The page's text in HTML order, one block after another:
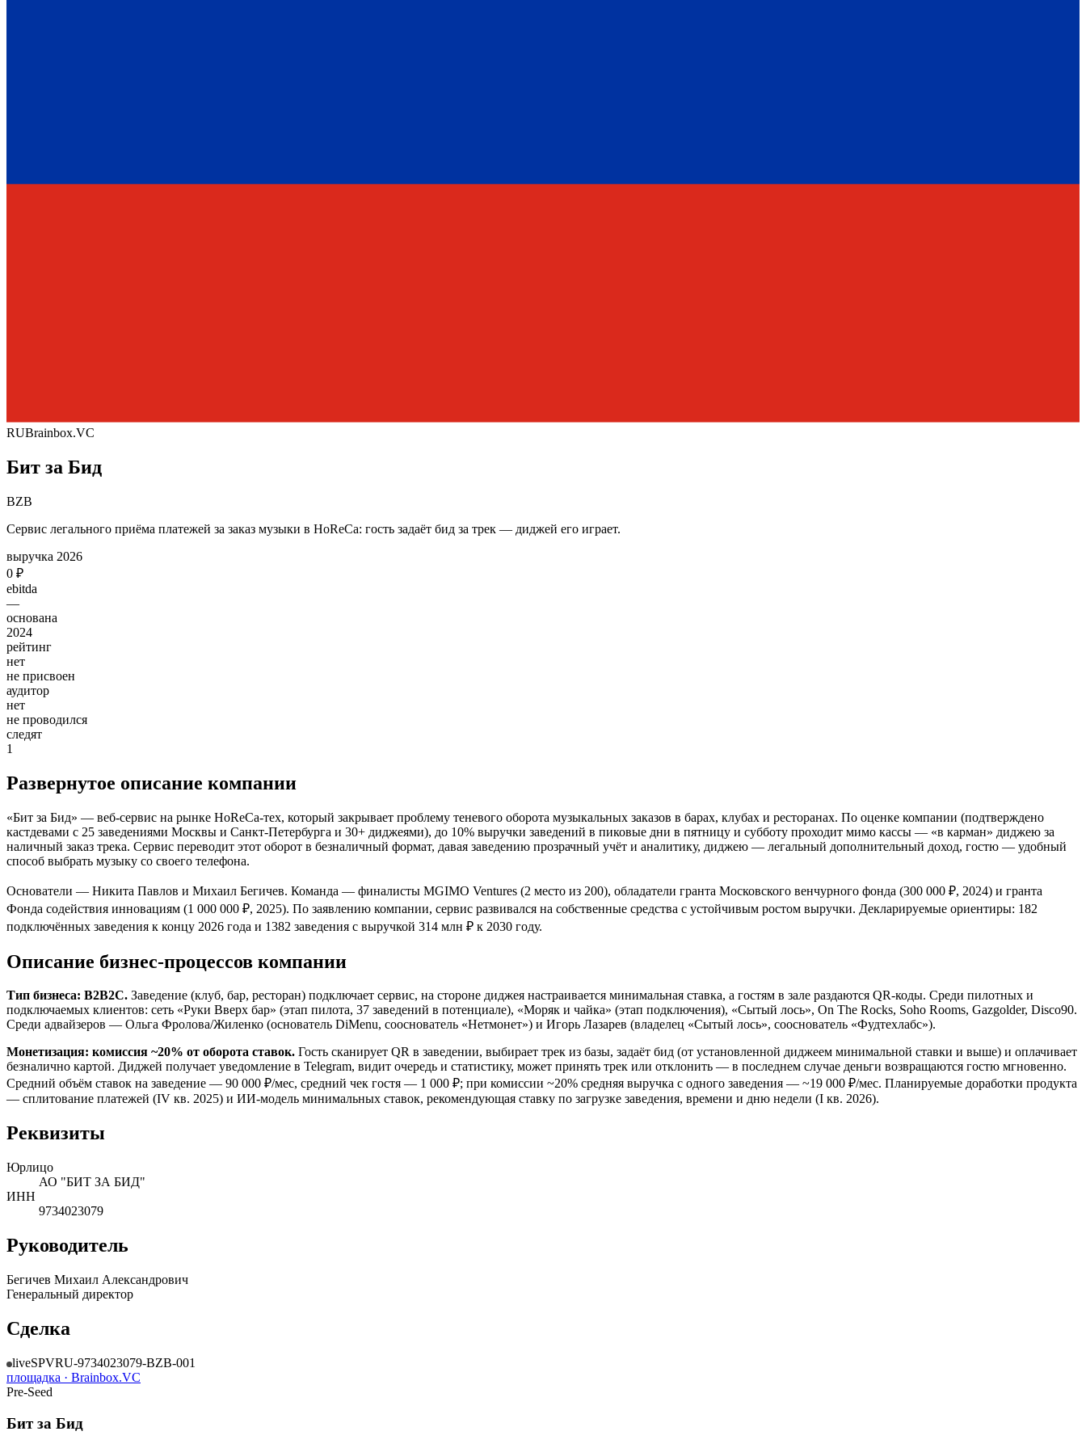
RUBrainbox.VC
Бит за Бид
BZB
Сервис легального приёма платежей за заказ музыки в HoReCa: гость задаёт бид за трек — диджей его играет.
выручка 2026
0 ₽
ebitda
—
основана
2024
рейтинг
нет
не присвоен
аудитор
нет
не проводился
следят
1
Развернутое описание компании
«Бит за Бид» — веб-сервис на рынке HoReCa-тех, который закрывает проблему теневого оборота музыкальных заказов в барах, клубах и ресторанах. По оценке компании (подтверждено
кастдевами с 25 заведениями Москвы и Санкт-Петербурга и 30+ диджеями), до 10% выручки заведений в пиковые дни в пятницу и субботу проходит мимо кассы — «в карман» диджею за
наличный заказ трека. Сервис переводит этот оборот в безналичный формат, давая заведению прозрачный учёт и аналитику, диджею — легальный дополнительный доход, гостю — удобный
способ выбрать музыку со своего телефона.
Основатели — Никита Павлов и Михаил Бегичев. Команда — финалисты MGIMO Ventures (2 место из 200), обладатели гранта Московского венчурного фонда (300 000 ₽, 2024) и гранта
Фонда содействия инновациям (1 000 000 ₽, 2025). По заявлению компании, сервис развивался на собственные средства с устойчивым ростом выручки. Декларируемые ориентиры: 182
подключённых заведения к концу 2026 года и 1382 заведения с выручкой 314 млн ₽ к 2030 году.
Описание бизнес-процессов компании
Тип бизнеса: B2B2C. Заведение (клуб, бар, ресторан) подключает сервис, на стороне диджея настраивается минимальная ставка, а гостям в зале раздаются QR-коды. Среди пилотных и
подключаемых клиентов: сеть «Руки Вверх бар» (этап пилота, 37 заведений в потенциале), «Моряк и чайка» (этап подключения), «Сытый лось», On The Rocks, Soho Rooms, Gazgolder, Disco90.
Среди адвайзеров — Ольга Фролова/Жиленко (основатель DiMenu, сооснователь «Нетмонет») и Игорь Лазарев (владелец «Сытый лось», сооснователь «Фудтехлабс»).
Монетизация: комиссия ~20% от оборота ставок. Гость сканирует QR в заведении, выбирает трек из базы, задаёт бид (от установленной диджеем минимальной ставки и выше) и оплачивает
безналично картой. Диджей получает уведомление в Telegram, видит очередь и статистику, может принять трек или отклонить — в последнем случае деньги возвращаются гостю мгновенно.
Средний объём ставок на заведение — 90 000 ₽/мес, средний чек гостя — 1 000 ₽; при комиссии ~20% средняя выручка с одного заведения — ~19 000 ₽/мес. Планируемые доработки продукта
— сплитование платежей (IV кв. 2025) и ИИ-модель минимальных ставок, рекомендующая ставку по загрузке заведения, времени и дню недели (I кв. 2026).
Реквизиты
Юрлицо
АО "БИТ ЗА БИД"
ИНН
9734023079
Руководитель
Бегичев Михаил Александрович
Генеральный директор
Сделка
liveSPVRU-9734023079-BZB-001
площадка · Brainbox.VC
Pre-Seed
Бит за Бид